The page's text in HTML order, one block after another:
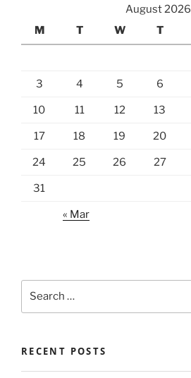
August 2026
M
T W T
3 4 5 6
10 11 12 13
17 18 19 20
24 25 26 27
31
« Mar
RECENT POSTS